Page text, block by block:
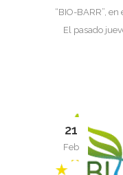
“BIO-BARR”,
El pasado
21
Feb